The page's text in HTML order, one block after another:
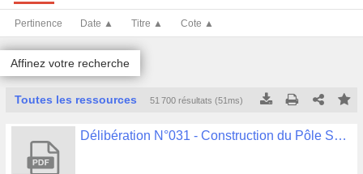
Pertinence Date ▲ Titre ▲ Cote ▲
Affinez votre recherche
Toutes les ressources 51 700 résultats (51ms)
Délibération N°031 - Construction du Pôle Sportif de Creac'h Gwen Avenant n°1 au marché de travaux du lot 10 serrurerie